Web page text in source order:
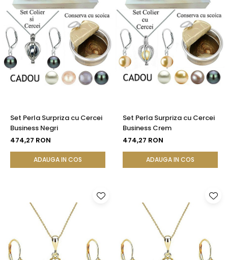
Set Perla Surpriza cu Cercei
Business Negri
474,27 RON
ADAUGA IN COS
Set Perla Surpriza cu Cercei
Business Crem
474,27 RON
ADAUGA IN COS